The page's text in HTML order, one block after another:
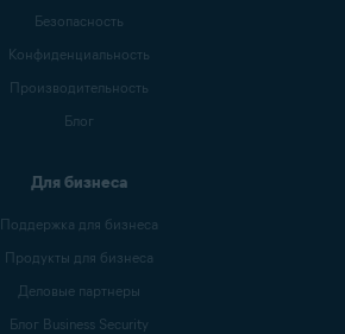
Безопасность
Конфиденциальность
Производительность
Блог
Для бизнеса
Поддержка для бизнеса
Продукты для бизнеса
Деловые партнеры
Блог Business Security